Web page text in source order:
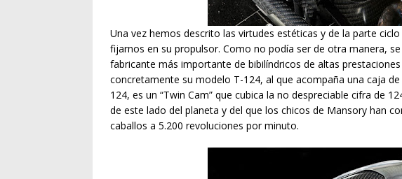
Una vez hemos descrito las virtudes estéticas y de la parte
fijarnos en su propulsor. Como no podía ser de otra manera,
fabricante más importante de bibilíndricos de altas prestaciones
concretamente su modelo T-124, al que acompaña una caja
124, es un “Twin Cam” que cubica la no despreciable cifra de
de este lado del planeta y del que los chicos de Mansory han
caballos a 5.200 revoluciones por minuto.